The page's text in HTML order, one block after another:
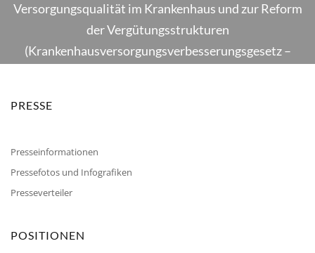
Versorgungsqualität im Krankenhaus und zur Reform
der Vergütungsstrukturen
(Krankenhausversorgungsverbesserungsgesetz –
PRESSE
Presseinformationen
Pressefotos und Infografiken
Presseverteiler
POSITIONEN